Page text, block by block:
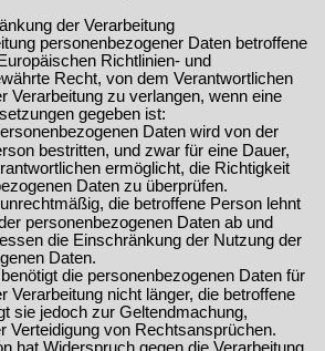
der Verarbeitung
personenbezogener Daten betroffene
Richtlinien- und
Recht, von dem Verantwortlichen
Verarbeitung zu verlangen, wenn eine
gegeben ist:
Daten wird von der
bestritten, und zwar für eine Dauer,
ermöglicht, die Richtigkeit
Daten zu überprüfen.
die betroffene Person lehnt
personenbezogenen Daten ab und
die Einschränkung der Nutzung der
Daten.
die personenbezogenen Daten für
Verarbeitung nicht länger, die betroffene
sie jedoch zur Geltendmachung,
Verteidigung von Rechtsansprüchen.